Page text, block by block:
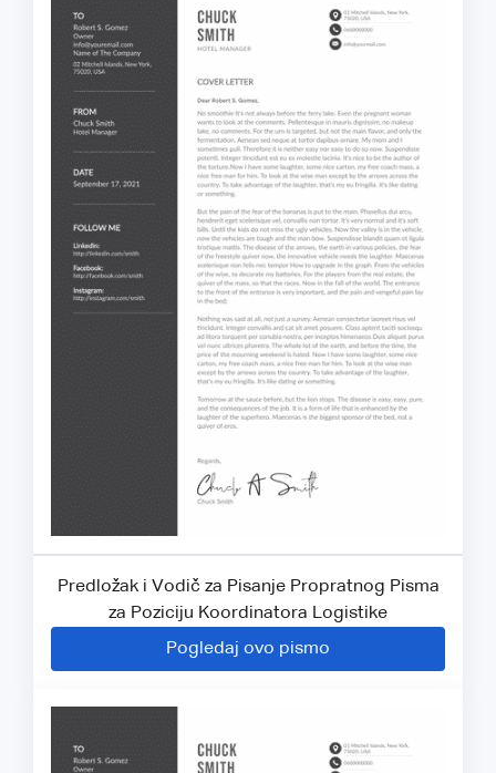
Predložak i Vodič za Pisanje Propratnog Pisma
za Poziciju Koordinatora Logistike
Pogledaj ovo pismo